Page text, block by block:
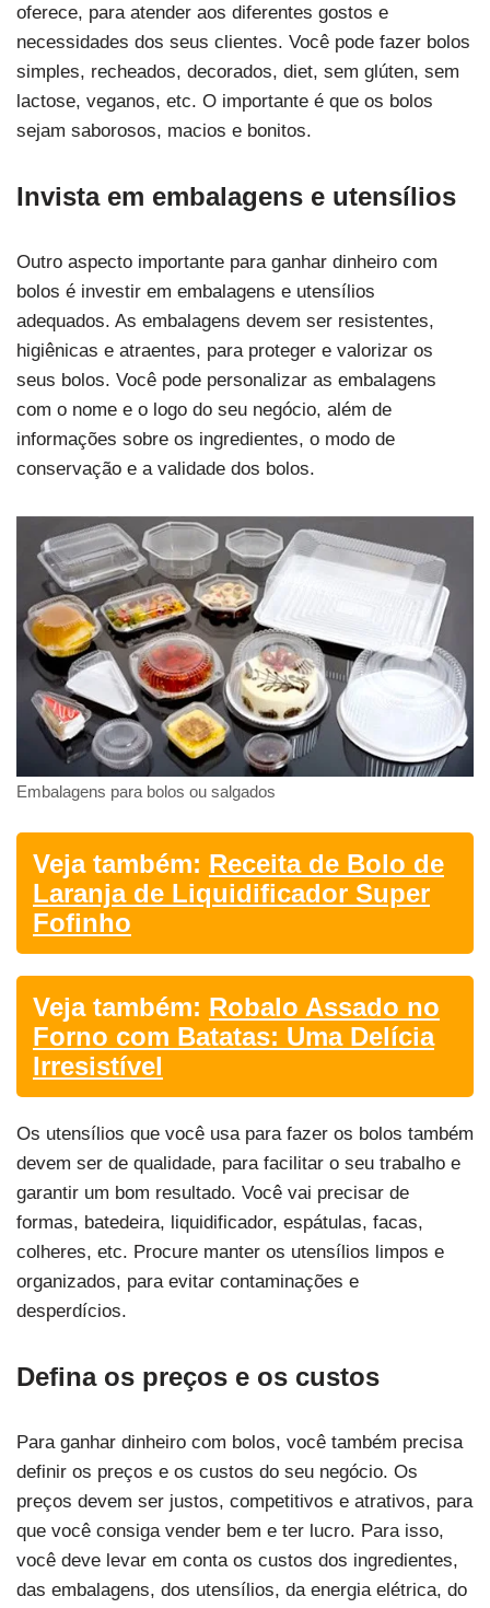
oferece, para atender aos diferentes gostos e
necessidades dos seus clientes. Você pode fazer bolos
simples, recheados, decorados, diet, sem glúten, sem
lactose, veganos, etc. O importante é que os bolos
sejam saborosos, macios e bonitos.
Invista em embalagens e utensílios
Outro aspecto importante para ganhar dinheiro com
bolos é investir em embalagens e utensílios
adequados. As embalagens devem ser resistentes,
higiênicas e atraentes, para proteger e valorizar os
seus bolos. Você pode personalizar as embalagens
com o nome e o logo do seu negócio, além de
informações sobre os ingredientes, o modo de
conservação e a validade dos bolos.
Embalagens para bolos ou salgados
Veja também: Receita de Bolo de
Laranja de Liquidificador Super
Fofinho
Veja também: Robalo Assado no
Forno com Batatas: Uma Delícia
Irresistível
Os utensílios que você usa para fazer os bolos também
devem ser de qualidade, para facilitar o seu trabalho e
garantir um bom resultado. Você vai precisar de
formas, batedeira, liquidificador, espátulas, facas,
colheres, etc. Procure manter os utensílios limpos e
organizados, para evitar contaminações e
desperdícios.
Defina os preços e os custos
Para ganhar dinheiro com bolos, você também precisa
definir os preços e os custos do seu negócio. Os
preços devem ser justos, competitivos e atrativos, para
que você consiga vender bem e ter lucro. Para isso,
você deve levar em conta os custos dos ingredientes,
das embalagens, dos utensílios, da energia elétrica, do